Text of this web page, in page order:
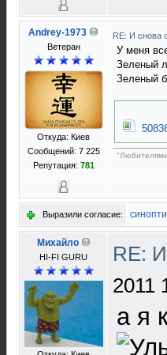
Andrey-1973
Ветеран
Откуда: Киев
Сообщений: 7 225
Репутация: 781
RE: И снова
У меня
Зеленый
Зеленый
Выразили согласие:
Михайло
HI-FI GURU
RE:
2011
а я